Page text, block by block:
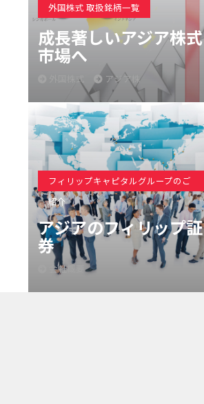
外国株式 取扱銘柄一覧
成長著しいアジア株式
市場へ
外国株式 アジア株
フィリップキャピタルグループのご
紹介
アジアのフィリップ証
券
会社概要